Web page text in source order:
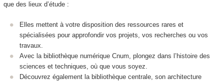
que des lieux d’étude :
Elles mettent à votre disposition des ressources rares et
spécialisées pour approfondir vos projets, vos recherches ou vos
travaux.
Avec la bibliothèque numérique Cnum, plongez dans l’histoire des
sciences et techniques, où que vous soyez.
Découvrez également la bibliothèque centrale, son architecture